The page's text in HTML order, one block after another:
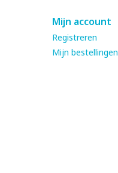
Mijn account
Registreren
Mijn bestellingen